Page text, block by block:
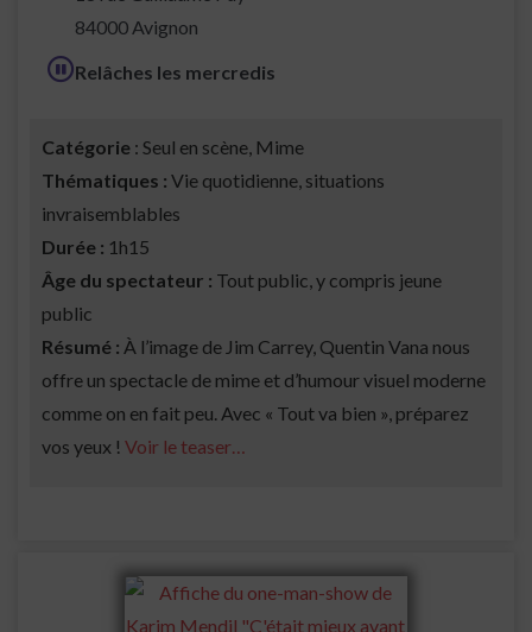
84000 Avignon
Relâches les mercredis
Catégorie : Seul en scène, Mime
Thématiques : Vie quotidienne, situations
invraisemblables
Durée : 1h15
Âge du spectateur : Tout public, y compris jeune
public
Résumé : À l’image de Jim Carrey, Quentin Vana nous
offre un spectacle de mime et d’humour visuel moderne
comme on en fait peu. Avec « Tout va bien », préparez
vos yeux ! Voir le teaser…